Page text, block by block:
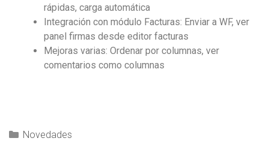
rápidas, carga automática
Integración con módulo Facturas: Enviar a WF, ver
panel firmas desde editor facturas
Mejoras varias: Ordenar por columnas, ver
comentarios como columnas
Novedades